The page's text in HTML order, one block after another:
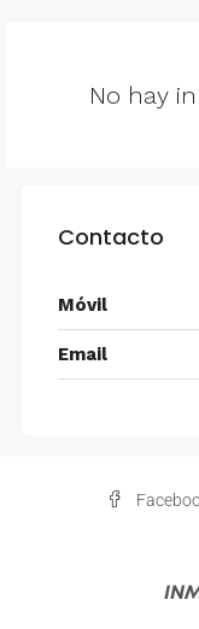
No hay
Contacto
Móvil
Email